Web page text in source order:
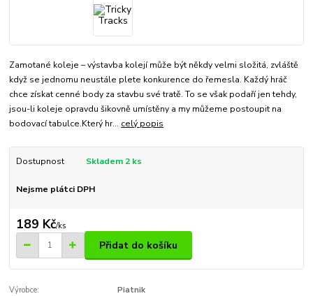
Zamotané koleje – výstavba kolejí může být někdy velmi složitá, zvláště
když se jednomu neustále plete konkurence do řemesla. Každý hráč
chce získat cenné body za stavbu své tratě. To se však podaří jen tehdy,
jsou-li koleje opravdu šikovně umístěny a my můžeme postoupit na
bodovací tabulce.Který hr... celý popis
Dostupnost Skladem 2 ks
Nejsme plátci DPH
189 Kč/ks
Přidat do košíku
Výrobce: Piatnik